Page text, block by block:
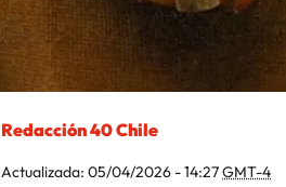
Redacción 40 Chile
Actualizada: 05/04/2026 - 14:27GMT-4